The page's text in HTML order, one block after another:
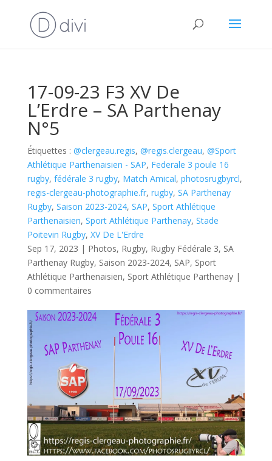
17-09-23 F3 XV De
L’Erdre – SA Parthenay
N°5
Étiquettes : @clergeau.regis, @regis.clergeau, @Sport
Athlétique Parthenaisien - SAP, Federale 3 poule 16
rugby, fédérale 3 rugby, Match Amical, photosrugbyrcl,
regis-clergeau-photographie.fr, rugby, SA Parthenay
Rugby, Saison 2023-2024, SAP, Sport Athlétique
Parthenaisien, Sport Athlétique Parthenay, Stade
Poitevin Rugby, XV De L'Erdre
Sep 17, 2023 | Photos, Rugby, Rugby Fédérale 3, SA
Parthenay Rugby, Saison 2023-2024, SAP, Sport
Athlétique Parthenaisien, Sport Athlétique Parthenay|
0 commentaires